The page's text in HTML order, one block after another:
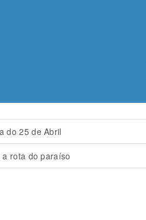
do 25 de Abril
rota do paraíso